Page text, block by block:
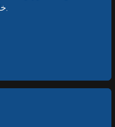
خلال سرد قصصي ديناميكي وإبداعي.خلال سرد قصصي ديناميكي وإبداعي.